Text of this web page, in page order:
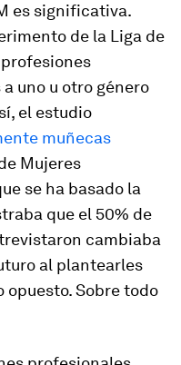
es significativa.
de la Liga de
uno u otro género
el estudio
muñecas
Mujeres
se ha basado la
que el 50% de
cambiaba
al plantearles
opuesto. Sobre todo